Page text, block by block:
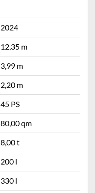
2024
12,35 m
3,99 m
2,20 m
45 PS
80,00 qm
8,00 t
200 l
330 l